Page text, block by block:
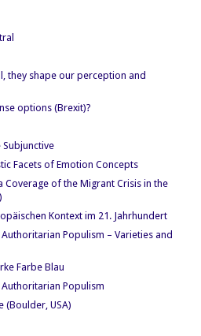
they shape our perception and
options (Brexit)?
Subjunctive
Facets of Emotion Concepts
Coverage of the Migrant Crisis in the
Kontext im 21. Jahrhundert
Populism – Varieties and
Farbe Blau
Populism
(Boulder, USA)